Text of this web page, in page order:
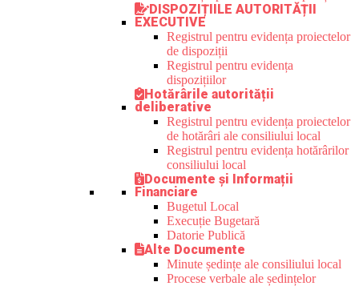
DISPOZIȚIILE AUTORITĂȚII
EXECUTIVE
Registrul pentru evidența proiectelor
de dispoziții
Registrul pentru evidența
dispozițiilor
Hotărârile autorității
deliberative
Registrul pentru evidența proiectelor
de hotărâri ale consiliului local
Registrul pentru evidența hotărârilor
consiliului local
Documente și Informații
Financiare
Bugetul Local
Execuție Bugetară
Datorie Publică
Alte Documente
Minute ședințe ale consiliului local
Procese verbale ale ședințelor